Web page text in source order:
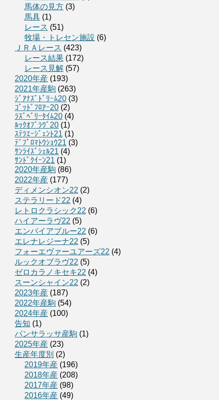
馬体の見方 (3)
馬具 (1)
レース (51)
牧場・トレセン施設 (6)
ＪＲＡレース (423)
レース結果 (172)
レース見解 (57)
2020年産 (193)
2021年産駒 (263)
ｼﾞｱﾅｽﾞﾄﾞﾘｰﾑ20 (3)
ｺﾞｯﾄﾞﾌﾛｱｰ20 (2)
ﾗｽﾞﾍﾞﾘｰﾀｲﾑ20 (4)
ﾙｯｸｵﾌﾞﾗｳﾞ20 (1)
ｽﾃﾗｴｰｼﾞｪﾝﾄ21 (1)
ﾃﾞﾌﾟﾛﾏﾄｳｼｮｳ21 (3)
ｻﾝﾗｲｽﾞｼｪﾙ21 (4)
ｻﾝﾄﾞｸｲｰﾝ21 (1)
2020年産駒 (86)
2022年産 (177)
ディメンシオン22 (2)
ステラリード22 (4)
レトロクラシック22 (6)
ハイアーラヴ22 (5)
エンパイアブルー22 (6)
エレナレジーナ22 (5)
フォーエヴァーユアーズ22 (4)
ルックオブラヴ22 (5)
ゼロカラノキセキ22 (4)
スーンシャイン22 (2)
2023年産 (187)
2022年産駒 (54)
2024年産 (100)
告知 (1)
パンサラッサ産駒 (1)
2025年産 (23)
生産年度別 (2)
2019年産 (196)
2018年産 (208)
2017年産 (98)
2016年産 (49)